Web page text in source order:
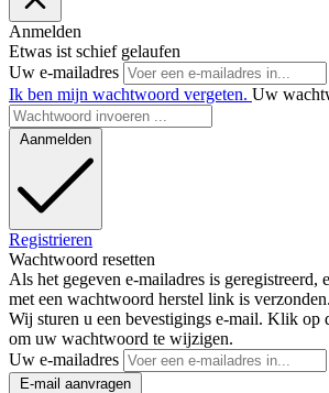
Anmelden
Etwas ist schief gelaufen
Uw e-mailadres
Ik ben mijn wachtwoord vergeten. Uw
Aanmelden
Registrieren
Wachtwoord resetten
Als het gegeven e-mailadres is geregistreerd,
met een wachtwoord herstel link is verzonden.
Wij sturen u een bevestigings e-mail. Klik op
om uw wachtwoord te wijzigen.
Uw e-mailadres
E-mail aanvragen